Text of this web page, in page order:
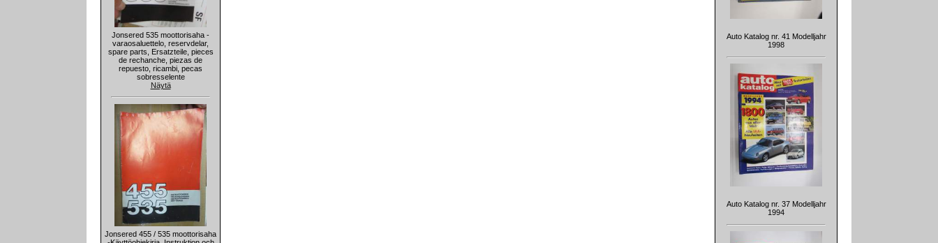
Jonsered 535 moottorisaha -
varaosaluettelo, reservdelar,
spare parts, Ersatzteile, pieces
de rechanche, piezas de
repuesto, ricambi, pecas
sobresselente
Näytä
Jonsered 455 / 535 moottorisaha
Auto Katalog nr. 41 Modelljahr
1998
Auto Katalog nr. 37 Modelljahr
1994